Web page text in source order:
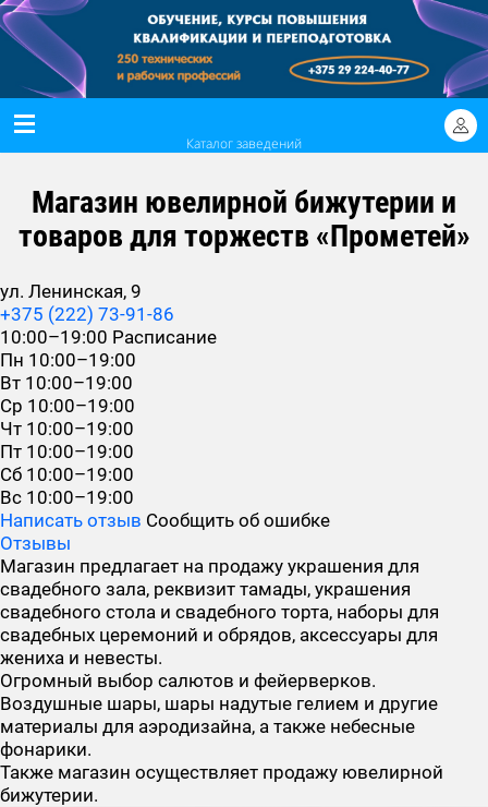
Каталог заведений
Магазин ювелирной бижутерии и
товаров для торжеств «Прометей»
ул. Ленинская, 9
+375 (222) 73-91-86
10:00–19:00 Расписание
Пн 10:00–19:00
Вт 10:00–19:00
Ср 10:00–19:00
Чт 10:00–19:00
Пт 10:00–19:00
Сб 10:00–19:00
Вс 10:00–19:00
Написать отзыв Сообщить об ошибке
Отзывы
Магазин предлагает на продажу украшения для
свадебного зала, реквизит тамады, украшения
свадебного стола и свадебного торта, наборы для
свадебных церемоний и обрядов, аксессуары для
жениха и невесты.
Огромный выбор салютов и фейерверков.
Воздушные шары, шары надутые гелием и другие
материалы для аэродизайна, а также небесные
фонарики.
Также магазин осуществляет продажу ювелирной
бижутерии.